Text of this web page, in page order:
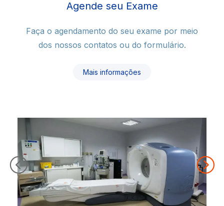
Agende seu Exame
Faça o agendamento do seu exame por meio
dos nossos contatos ou do formulário.
Mais informações